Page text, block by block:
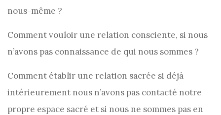
nous-même ?
Comment vouloir une relation consciente, si nous
n’avons pas connaissance de qui nous sommes ?
Comment établir une relation sacrée si déjà
intérieurement nous n’avons pas contacté notre
propre espace sacré et si nous ne sommes pas en